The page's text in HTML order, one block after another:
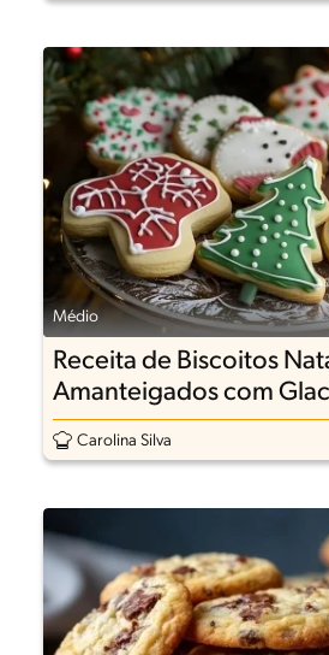
Médio
Receita de Biscoitos
Amanteigados com
Carolina Silva